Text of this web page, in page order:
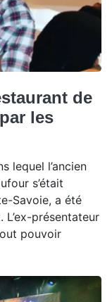
de
les
lequel l’ancien
s’était
Savoie, a été
présentateur
pouvoir